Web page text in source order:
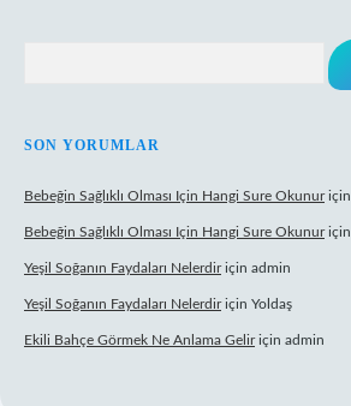
SON YORUMLAR
Bebeğin Sağlıklı Olması Için Hangi Sure Okunuriçin
Bebeğin Sağlıklı Olması Için Hangi Sure Okunuriçin
Yeşil Soğanın Faydaları Nelerdiriçin admin
Yeşil Soğanın Faydaları Nelerdiriçin Yoldaş
Ekili Bahçe Görmek Ne Anlama Geliriçin admin